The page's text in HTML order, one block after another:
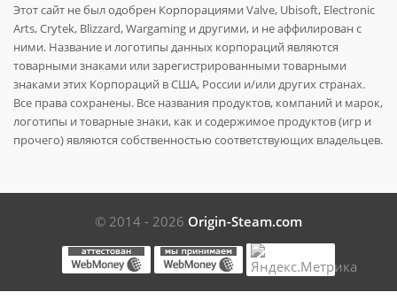
Этот сайт не был одобрен Корпорациями Valve, Ubisoft, Electronic
Arts, Crytek, Blizzard, Wargaming и другими, и не аффилирован с
ними. Название и логотипы данных корпораций являются
товарными знаками или зарегистрированными товарными
знаками этих Корпораций в США, России и/или других странах.
Все права сохранены. Все названия продуктов, компаний и марок,
логотипы и товарные знаки, как и содержимое продуктов (игр и
прочего) являются собственностью соответствующих владельцев.
© 2014 - 2026 Origin-Steam.com